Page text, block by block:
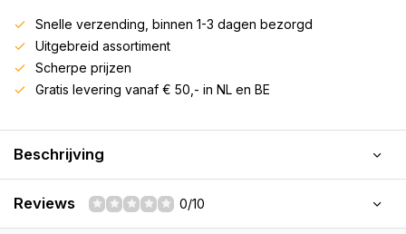
Snelle verzending, binnen 1-3 dagen bezorgd
Uitgebreid assortiment
Scherpe prijzen
Gratis levering vanaf € 50,- in NL en BE
Beschrijving
Reviews 0/10